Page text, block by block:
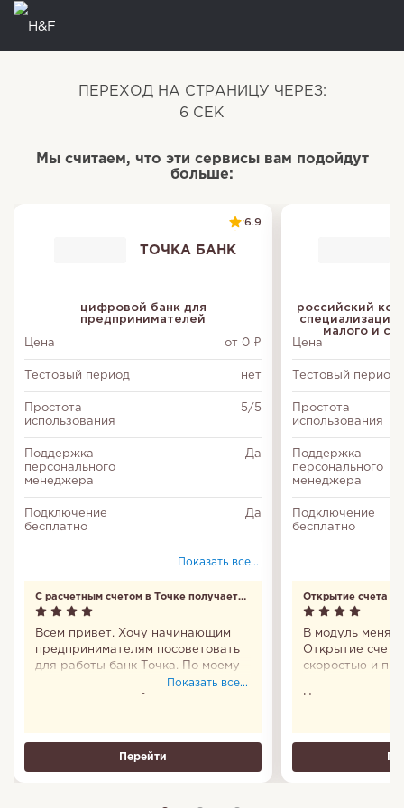
ПЕРЕХОД НА СТРАНИЦУ ЧЕРЕЗ:
6 СЕК
Мы считаем, что эти сервисы вам подойдут
больше:
6.9
ТОЧКА БАНК
цифровой банк для
предпринимателей
Цена от 0 ₽
Тестовый период нет
Простота
использования
5/5
Поддержка
персонального
менеджера
Да
Подключение
бесплатно
Да
Показать все...
С расчетным счетом в Точке получается
реально экономить на банковских
операциях
Всем привет. Хочу начинающим
предпринимателям посоветовать
для работы банк Точка. По моему
мнению они предлагают много
подготовке документов. Мой счет
Показать все...
Перейти
российский
малого и
Цена
Тестовый период
Простота
использования
Поддержка
персонального
менеджера
Подключение
бесплатно
Открытие счета
скоростью
В модуль меня
Открытие
скоростью и
Постоянно не
обороты или